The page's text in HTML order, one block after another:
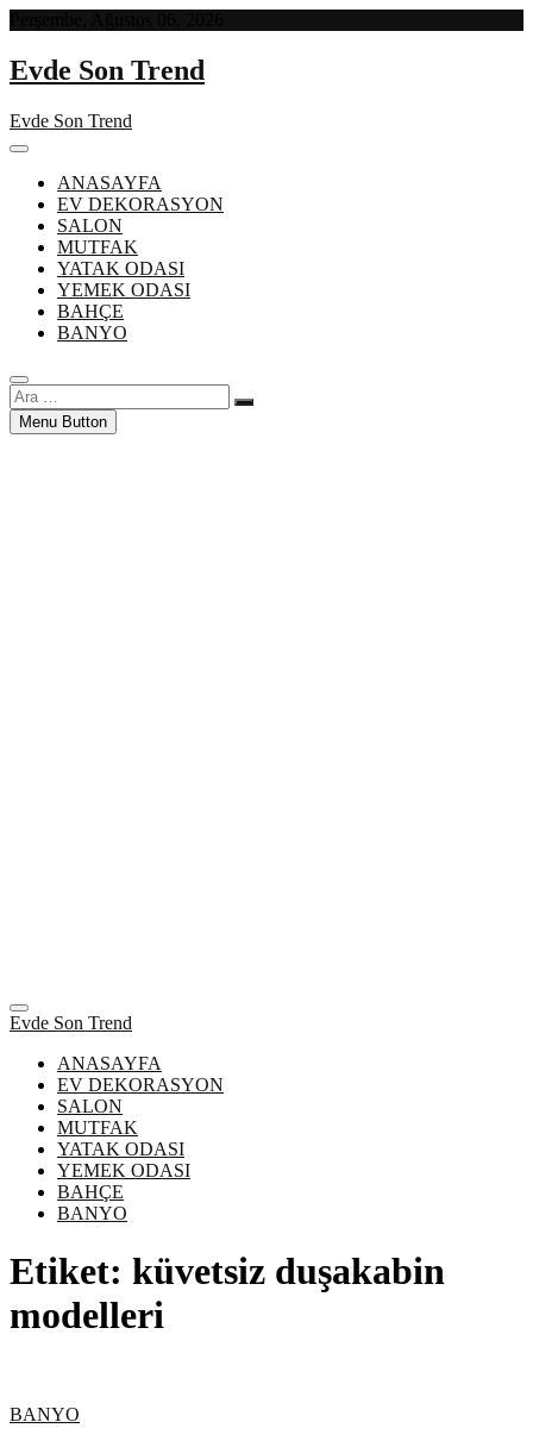
content
Evde Son Trend
Evde Son Trend
ANASAYFA
EV DEKORASYON
SALON
MUTFAK
YATAK ODASI
YEMEK ODASI
BAHÇE
BANYO
Ara
…Menu Button
Evde Son Trend
ANASAYFA
EV DEKORASYON
SALON
MUTFAK
YATAK ODASI
YEMEK ODASI
BAHÇE
BANYO
Etiket: küvetsiz duşakabin
modelleri
BANYO